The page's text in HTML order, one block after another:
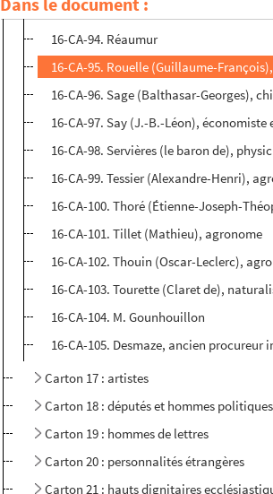
16-CA-93. Quatremère-Dijonval
16-CA-94. Réaumur
16-CA-95. Rouelle (Guillaume-
16-CA-96. Sage (Balthasar-Georges),
16-CA-97. Say (J.-B.-Léon),
16-CA-98. Servières (le baron de),
16-CA-99. Tessier (Alexandre-Henri),
16-CA-100. Thoré (Étienne-Joseph-
16-CA-101. Tillet (Mathieu), agronome
16-CA-102. Thouin (Oscar-Leclerc),
16-CA-103. Tourette (Claret de),
16-CA-104. M. Gounhouillon
16-CA-105. Desmaze, ancien procureur
Carton 17 : artistes
Carton 18 : députés et hommes
Carton 19 : hommes de lettres
Carton 20 : personnalités étrangères
Carton 21 : hauts dignitaires